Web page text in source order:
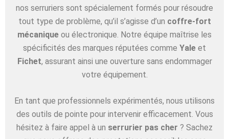
nos serruriers sont spécialement formés pour résoudre
tout type de problème, qu’il s’agisse d’un coffre-fort
mécanique ou électronique. Notre équipe maîtrise les
spécificités des marques réputées comme Yale et
Fichet, assurant ainsi une ouverture sans endommager
votre équipement.
En tant que professionnels expérimentés, nous utilisons
des outils de pointe pour intervenir efficacement. Vous
hésitez à faire appel à un serrurier pas cher ? Sachez